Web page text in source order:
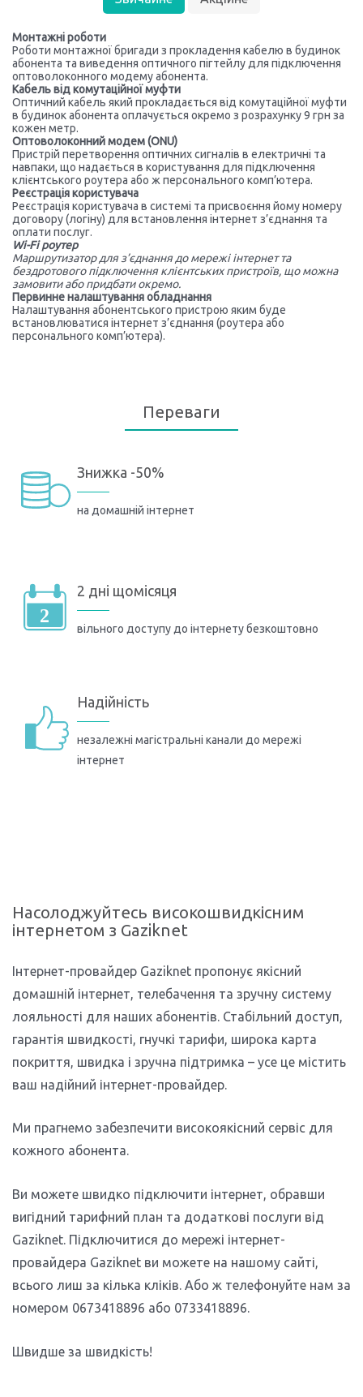
Монтажні роботи
Роботи монтажної бригади з прокладення кабелю в будинок
абонента та виведення оптичного пігтейлу для підключення
оптоволоконного модему абонента.
Кабель від комутаційної муфти
Оптичний кабель який прокладається від комутаційної муфти
в будинок абонента оплачується окремо з розрахунку 9 грн за
кожен метр.
Оптоволоконний модем (ONU)
Пристрій перетворення оптичних сигналів в електричні та
навпаки, що надається в користування для підключення
клієнтського роутера або ж персонального комп’ютера.
Реєстрація користувача
Реєстрація користувача в системі та присвоєння йому номеру
договору (логіну) для встановлення інтернет з’єднання та
оплати послуг.
Wi-Fi роутер
Маршрутизатор для з’єднання до мережі інтернет та
бездротового підключення клієнтських пристроїв, що можна
замовити або придбати окремо.
Первинне налаштування обладнання
Налаштування абонентського пристрою яким буде
встановлюватися інтернет з’єднання (роутера або
персонального комп’ютера).
Переваги
Знижка -50%
на домашній інтернет
2 дні щомісяця
вільного доступу до інтернету безкоштовно
Надійність
незалежні магістральні канали до мережі
інтернет
Насолоджуйтесь високошвидкісним
інтернетом з Gaziknet
Інтернет-провайдер Gaziknet пропонує якісний
домашній інтернет, телебачення та зручну систему
лояльності для наших абонентів. Стабільний доступ,
гарантія швидкості, гнучкі тарифи, широка карта
покриття, швидка і зручна підтримка – усе це містить
ваш надійний інтернет-провайдер.
Ми прагнемо забезпечити високоякісний сервіс для
кожного абонента.
Ви можете швидко підключити інтернет, обравши
вигідний тарифний план та додаткові послуги від
Gaziknet. Підключитися до мережі інтернет-
провайдера Gaziknet ви можете на нашому сайті,
всього лиш за кілька кліків. Або ж телефонуйте нам за
номером 0673418896 або 0733418896.
Швидше за швидкість!